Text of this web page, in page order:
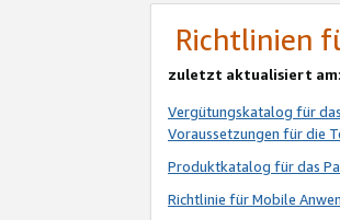
Richtlinien
zuletzt aktualisiert am
Vergütungskatalog für
Voraussetzungen für die
Produktkatalog für das
Richtlinie für Mobile